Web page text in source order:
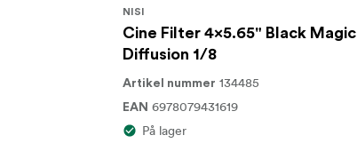
NISI
Cine Filter 4x5.65" Black Magic
Diffusion 1/8
Artikel nummer 134485
EAN 6978079431619
På lager